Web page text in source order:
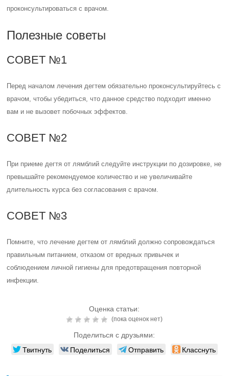
проконсультироваться с врачом.
Полезные советы
СОВЕТ №1
Перед началом лечения дегтем обязательно проконсультируйтесь с
врачом, чтобы убедиться, что данное средство подходит именно
вам и не вызовет побочных эффектов.
СОВЕТ №2
При приеме дегтя от лямблий следуйте инструкции по дозировке, не
превышайте рекомендуемое количество и не увеличивайте
длительность курса без согласования с врачом.
СОВЕТ №3
Помните, что лечение дегтем от лямблий должно сопровождаться
правильным питанием, отказом от вредных привычек и
соблюдением личной гигиены для предотвращения повторной
инфекции.
Оценка статьи:
(пока оценок нет)
Поделиться с друзьями:
Твитнуть Поделиться Отправить Класснуть